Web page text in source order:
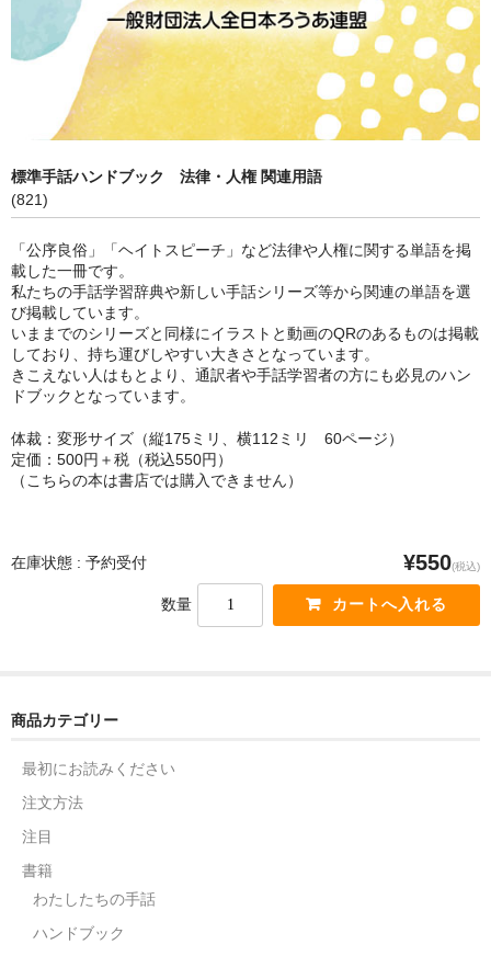
手話奉仕員・通訳者テキスト
グッズ
標準手話ハンドブック 法律・人権 関連用語
(821)
「公序良俗」「ヘイトスピーチ」など法律や人権に関する単語を掲
載した一冊です。
私たちの手話学習辞典や新しい手話シリーズ等から関連の単語を選
び掲載しています。
いままでのシリーズと同様にイラストと動画のQRのあるものは掲載
しており、持ち運びしやすい大きさとなっています。
きこえない人はもとより、通訳者や手話学習者の方にも必見のハン
ドブックとなっています。
体裁：変形サイズ（縦175ミリ、横112ミリ 60ページ）
定価：500円＋税（税込550円）
（こちらの本は書店では購入できません）
在庫状態 : 予約受付 ¥550(税込)
数量
商品カテゴリー
最初にお読みください
注文方法
注目
書籍
わたしたちの手話
ハンドブック